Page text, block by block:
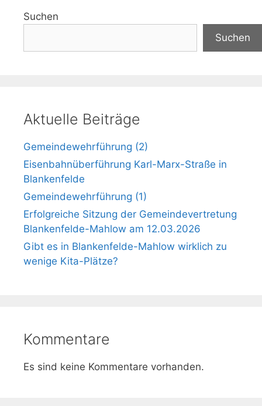
Suchen
Suchen
Aktuelle Beiträge
Gemeindewehrführung (2)
Eisenbahnüberführung Karl-Marx-Straße in
Blankenfelde
Gemeindewehrführung (1)
Erfolgreiche Sitzung der Gemeindevertretung
Blankenfelde-Mahlow am 12.03.2026
Gibt es in Blankenfelde-Mahlow wirklich zu
wenige Kita-Plätze?
Kommentare
Es sind keine Kommentare vorhanden.